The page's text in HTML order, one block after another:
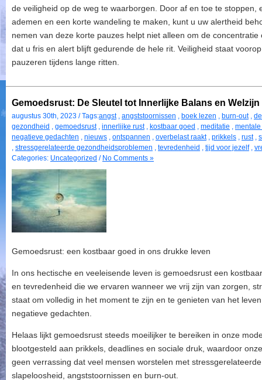
de veiligheid op de weg te waarborgen. Door af en toe te stoppen,
ademen en een korte wandeling te maken, kunt u uw alertheid
nemen van deze korte pauzes helpt niet alleen om de
dat u fris en alert blijft gedurende de hele rit. Veiligheid staat
pauzeren tijdens lange ritten.
Gemoedsrust: De Sleutel tot Innerlijke Balans en Welzijn
augustus 30th, 2023 / Tags:angst, angststoornissen , boek lezen , burn-out,
gezondheid , gemoedsrust, innerlijke rust, kostbaar goed , meditatie ,
negatieve gedachten , nieuws , ontspannen , overbelast raakt, prikkels , rust,
, stressgerelateerde gezondheidsproblemen , tevredenheid , tijd voor jezelf,
Categories: Uncategorized / No Comments »
Gemoedsrust: een kostbaar goed in ons drukke leven
In ons hectische en veeleisende leven is gemoedsrust een
en tevredenheid die we ervaren wanneer we vrij zijn van zorgen,
staat om volledig in het moment te zijn en te genieten van het
negatieve gedachten.
Helaas lijkt gemoedsrust steeds moeilijker te bereiken in onze
blootgesteld aan prikkels, deadlines en sociale druk, waardoor
geen verrassing dat veel mensen worstelen met
slapeloosheid, angststoornissen en burn-out.